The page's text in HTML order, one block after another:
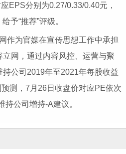
EPS分别为0.27/0.33/0.40元，
予“推荐”评级。
为官媒在宣传思想工作中承担
网，通过内容风控、运营与聚
公司2019年至2021年每股收益
测，7月26日收盘价对应PE依次
持公司增持-A建议。